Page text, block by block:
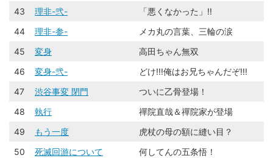
43
理非-弐-
「悪くなかった」!!
44
理非-参-
メカ丸の言葉、三輪の涙
45
変身
高田ちゃん無双
46
変身-弐-
どけ!!!俺はお兄ちゃんだぞ!!!
47
渋谷事変 閉門
ついに乙骨登場！
48
執行
禪院直哉＆禪院家が登場
49
もう一度
虎杖の母の額に縫い目？
50
死滅回游について
何してんの五条悟！